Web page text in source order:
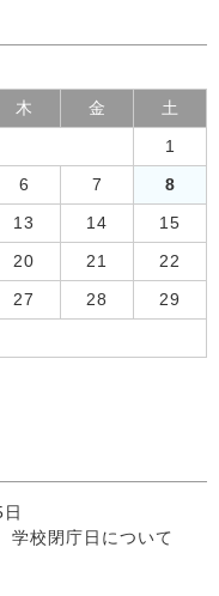
木 金 土
1
6 7 8
13 14 15
20 21 22
27 28 29
校閉庁日について